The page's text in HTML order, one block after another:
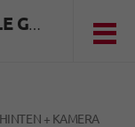
HUBER AUTOMOBILE GMBH
+ KAMERA